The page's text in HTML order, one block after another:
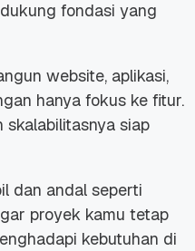
fondasi yang
website, aplikasi,
hanya fokus ke fitur.
skalabilitasnya siap
dan andal seperti
proyek kamu tetap
kebutuhan di